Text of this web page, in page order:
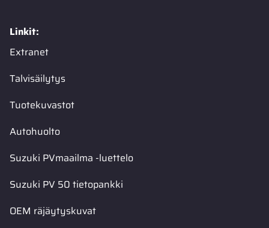
Linkit:
Extranet
Talvisäilytys
Tuotekuvastot
Autohuolto
Suzuki PVmaailma -luettelo
Suzuki PV 50 tietopankki
OEM räjäytyskuvat